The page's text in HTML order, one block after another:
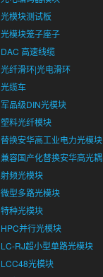
光模块测试板
光模块笼子座子
DAC 高速线缆
光纤滑环|光电滑环
光缆车
军品级DIN光模块
塑料光纤模块
替换安华高工业电力光模块
兼容国产化替换安华高光耦
射频光模块
微型多路光模块
特种光模块
HPC并行光模块
LC-RJ超小型单路光模块
LCC48光模块